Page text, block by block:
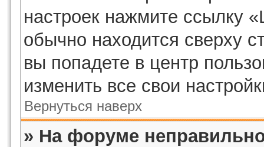
настроек нажмите ссылку
обычно находится сверху
вы попадете в центр
изменить все свои
Вернуться наверх
» На форуме